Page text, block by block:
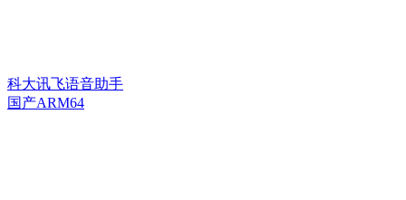
科大讯飞语音助手
国产ARM64